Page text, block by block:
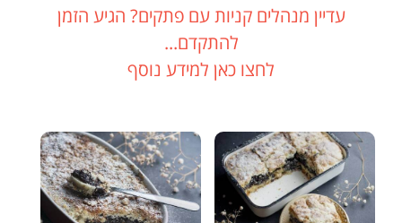
עדיין מנהלים קניות עם פתקים? הגיע הזמן
להתקדם...
לחצו כאן למידע נוסף